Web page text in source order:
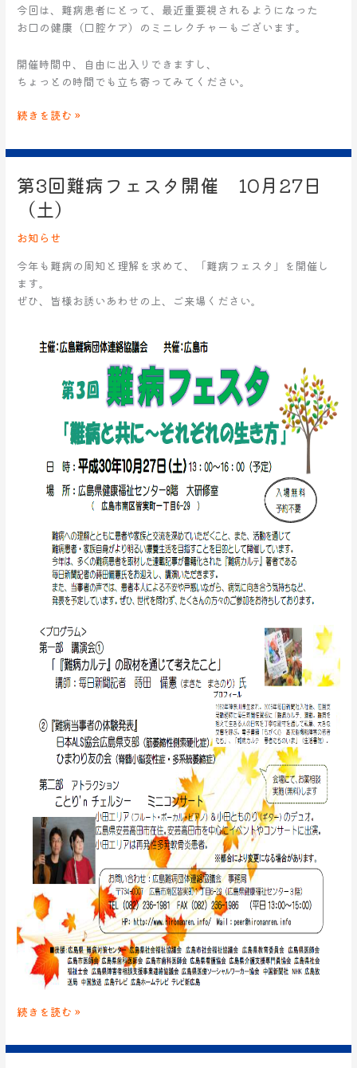
今回は、難病患者にとって、最近重要視されるようになった
お口の健康（口腔ケア）のミニレクチャーもございます。
開催時間中、自由に出入りできますし、
ちょっとの時間でも立ち寄ってみてください。
続きを読む »
第3回難病フェスタ開催 10月27日
（土）
お知らせ
今年も難病の周知と理解を求めて、「難病フェスタ」を開催し
ます。
ぜひ、皆様お誘いあわせの上、ご来場ください。
第
3
難
フ
ェ
ス
続きを読む »